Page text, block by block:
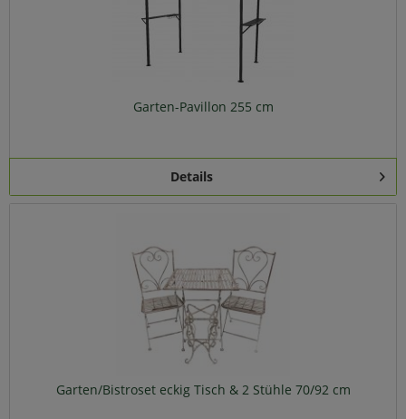
Garten-Pavillon 255 cm
Details
Garten/Bistroset eckig Tisch & 2 Stühle 70/92 cm